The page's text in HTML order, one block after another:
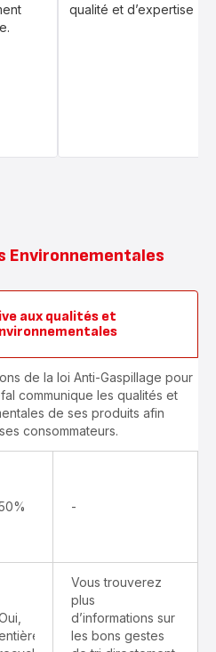
qualité et d’expertise
Environnementales
aux qualités et
de la loi Anti-Gaspillage pour
communique les qualités et
de ses produits afin
consommateurs.
-
Vous trouverez
plus
d’informations sur
les bons gestes